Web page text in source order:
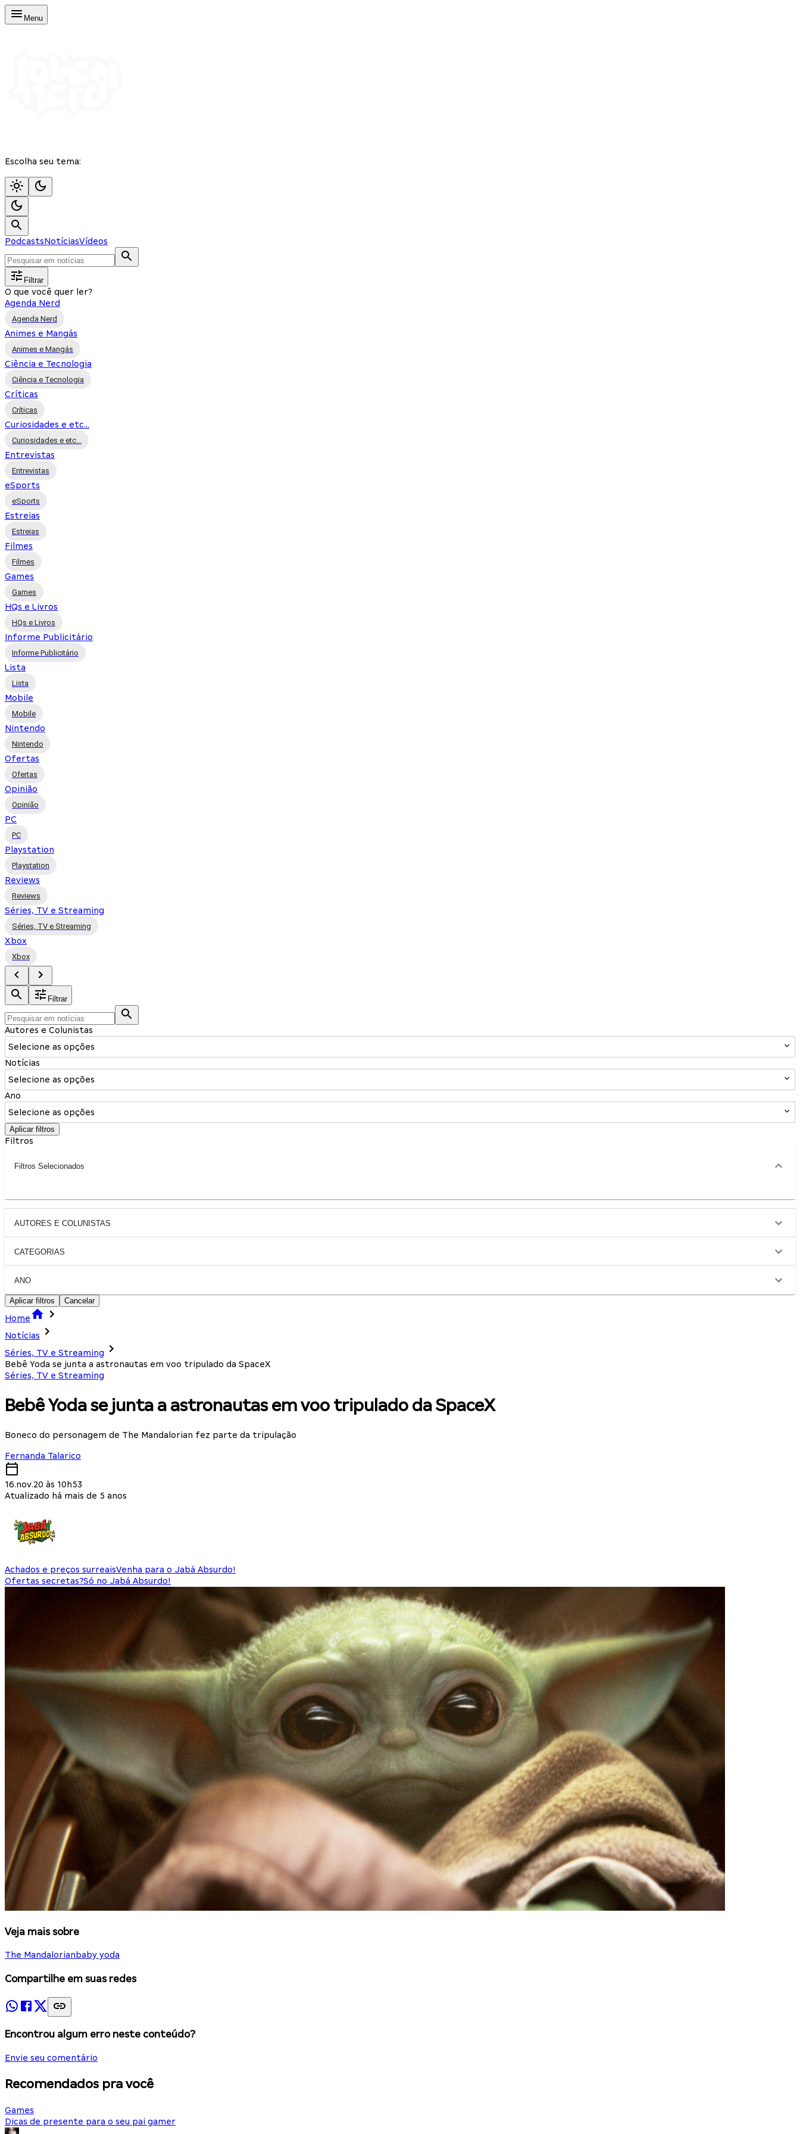
Menu
Escolha seu tema:
PodcastsNotíciasVídeos
Filtrar
O que você quer ler?
Agenda Nerd
Agenda Nerd
Animes e Mangás
Animes e Mangás
Ciência e Tecnologia
Ciência e Tecnologia
Críticas
Críticas
Curiosidades e etc...
Curiosidades e etc...
Entrevistas
Entrevistas
eSports
eSports
Estreias
Estreias
Filmes
Filmes
Games
Games
HQs e Livros
HQs e Livros
Informe Publicitário
Informe Publicitário
Lista
Lista
Mobile
Mobile
Nintendo
Nintendo
Ofertas
Ofertas
Opinião
Opinião
PC
PC
Playstation
Playstation
Reviews
Reviews
Séries, TV e Streaming
Séries, TV e Streaming
Xbox
Xbox
Filtrar
Autores e Colunistas
Selecione as opções
Notícias
Selecione as opções
Ano
Selecione as opções
Aplicar filtros
Filtros
Filtros Selecionados
AUTORES E COLUNISTAS
CATEGORIAS
ANO
Aplicar filtros Cancelar
Home
Notícias
Séries, TV e Streaming
Bebê Yoda se junta a astronautas em voo tripulado da SpaceX
Séries, TV e Streaming
Bebê Yoda se junta a astronautas em voo tripulado da SpaceX
Boneco do personagem de The Mandalorian fez parte da tripulação
Fernanda Talarico
16.nov.20 às 10h53
Atualizado há mais de 5 anos
Achados e preços surreaisVenha para o Jabá Absurdo!
Ofertas secretas?Só no Jabá Absurdo!
Veja mais sobre
The Mandalorianbaby yoda
Compartilhe em suas redes
Encontrou algum erro neste conteúdo?
Envie seu comentário
Recomendados pra você
Games
Dicas de presente para o seu pai gamer